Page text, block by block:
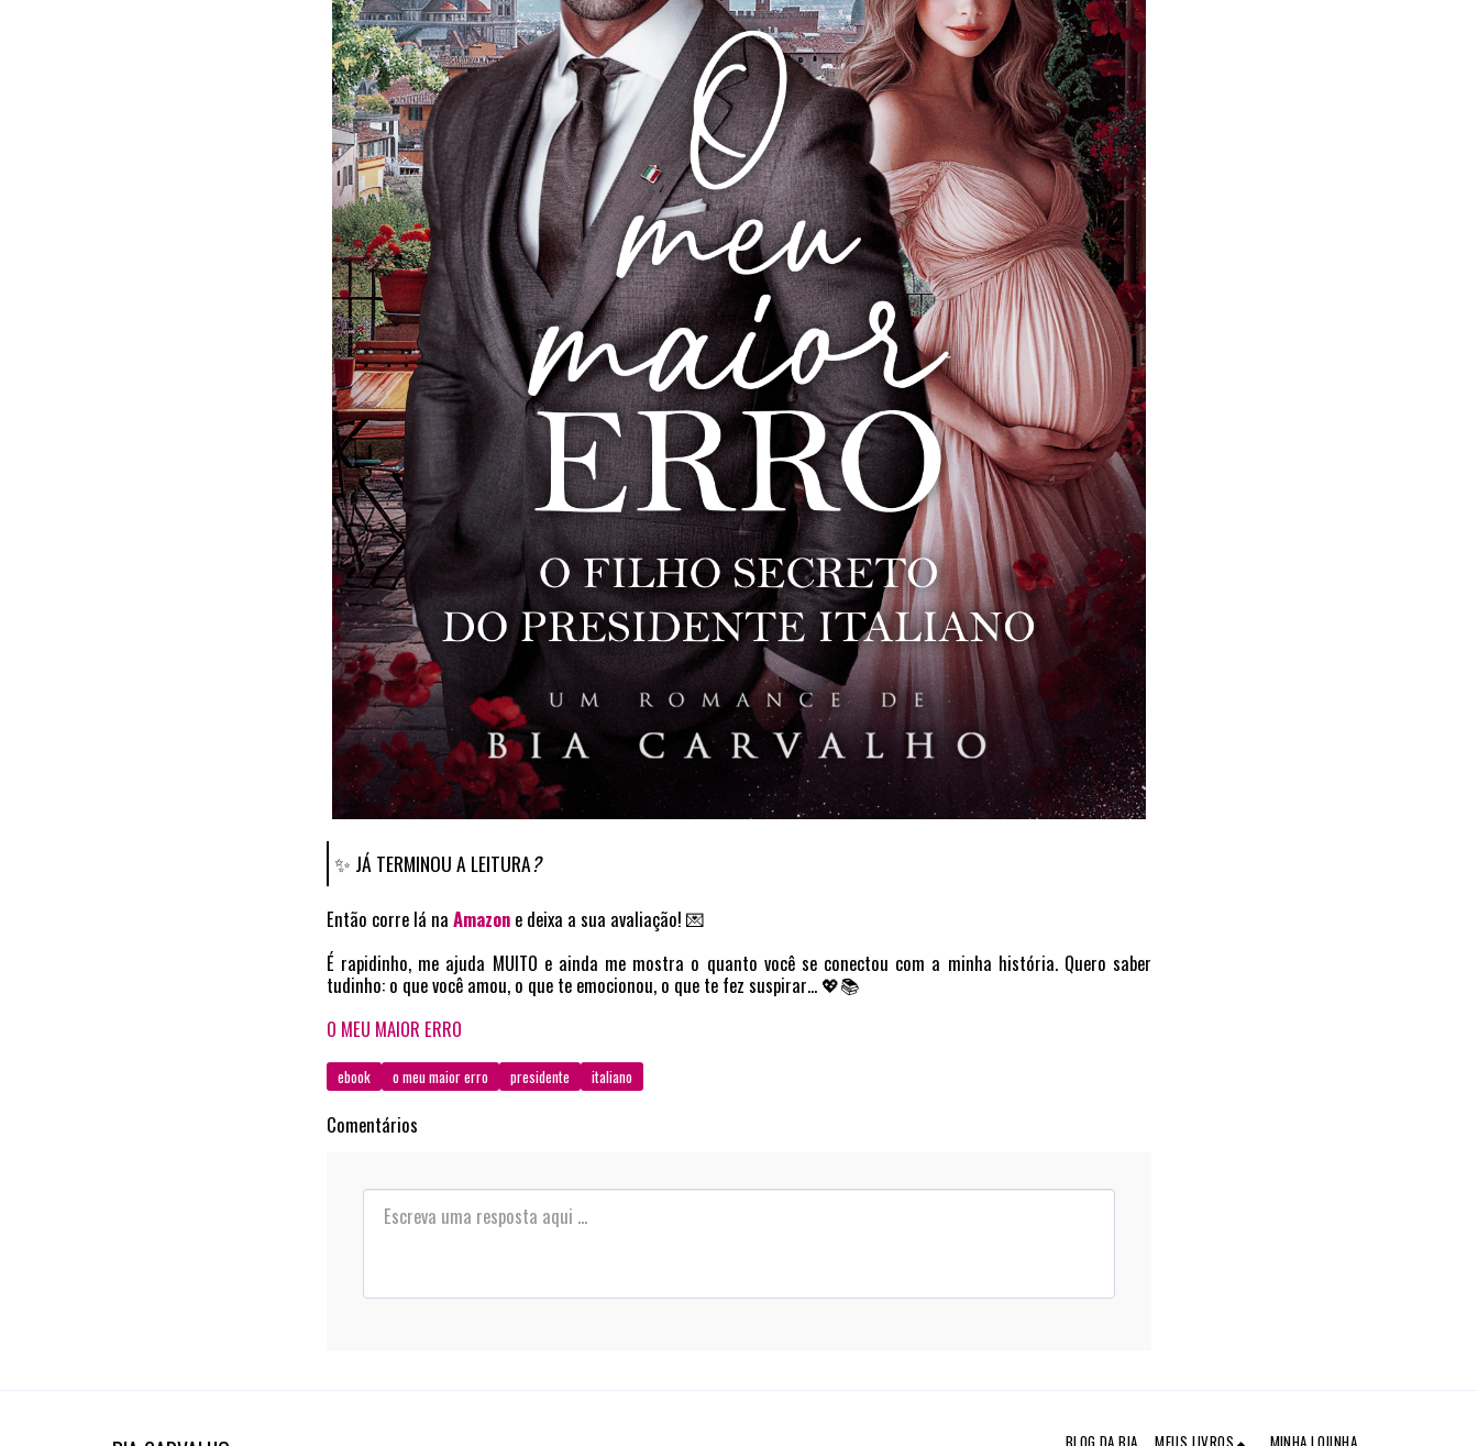
✨ JÁ TERMINOU A LEITURA?
Então corre lá na Amazon e deixa a sua avaliação! 💌
É rapidinho, me ajuda MUITO e ainda me mostra o quanto você se conectou com a minha história. Quero saber
tudinho: o que você amou, o que te emocionou, o que te fez suspirar… 💖📚
O MEU MAIOR ERRO
ebook o meu maior erro presidente italiano
Comentários
BLOG DA BIA MEUS LIVROS MINHA LOJINHA